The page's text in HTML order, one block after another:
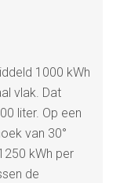
1000 kWh
vlak. Dat
liter. Op een
van 30°
kWh per
de